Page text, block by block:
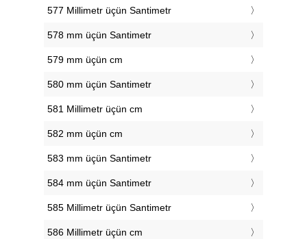
577 Millimetr üçün Santimetr
578 mm üçün Santimetr
579 mm üçün cm
580 mm üçün Santimetr
581 Millimetr üçün cm
582 mm üçün cm
583 mm üçün Santimetr
584 mm üçün Santimetr
585 Millimetr üçün Santimetr
586 Millimetr üçün cm